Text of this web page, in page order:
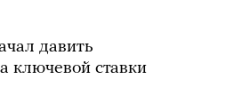
давить
ключевой ставки